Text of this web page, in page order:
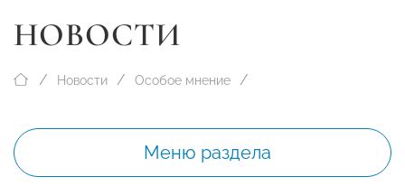
НОВОСТИ
Новости Особое мнение
Меню раздела